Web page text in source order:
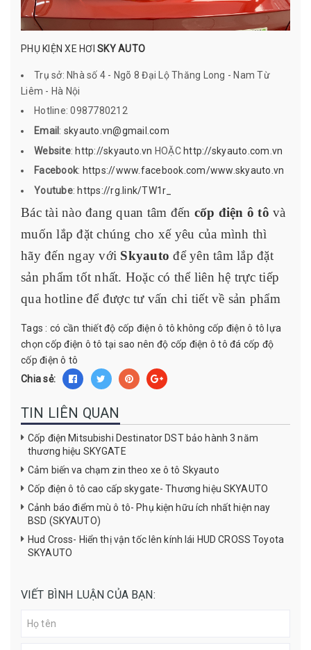
PHỤ KIỆN XE HƠI SKY AUTO
Trụ sở: Nhà số 4 - Ngõ 8 Đại Lộ Thăng Long - Nam Từ
Liêm - Hà Nội
Hotline: 0987780212
Email : skyauto.vn@gmail.com
Website:http://skyauto.vn HOẶChttp://skyauto.com.vn
Facebook: https://www.facebook.com/www.skyauto.vn
Youtube: https://rg.link/TW1r_
Bác tài nào đang quan tâm đến cốp điện ô tô và
muốn lắp đặt chúng cho xế yêu của mình thì
hãy đến ngay với Skyauto để yên tâm lắp đặt
sản phẩm tốt nhất. Hoặc có thể liên hệ trực tiếp
qua hotline để được tư vấn chi tiết về sản phẩm
Tags : có cần thiết độ cốp điện ô tô không cốp điện ô tô lựa
chọn cốp điện ô tô tại sao nên độ cốp điện ô tô đá cốp độ
cốp điện ô tô
Chia sẻ:
TIN LIÊN QUAN
Cốp điện Mitsubishi Destinator DST bảo hành 3 năm
thương hiệu SKYGATE
Cảm biến va chạm zin theo xe ô tô Skyauto
Cốp điện ô tô cao cấp skygate- Thương hiệu SKYAUTO
Cảnh báo điểm mù ô tô- Phụ kiện hữu ích nhất hiện nay
BSD (SKYAUTO)
Hud Cross- Hiển thị vận tốc lên kính lái HUD CROSS Toyota
SKYAUTO
VIẾT BÌNH LUẬN CỦA BẠN: